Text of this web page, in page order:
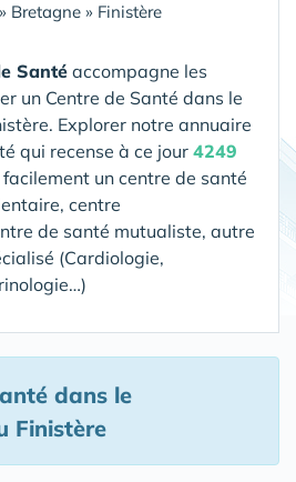
» Bretagne » Finistère
Santé accompagne les
un Centre de Santé dans le
. Explorer notre annuaire
qui recense à ce jour 4249
facilement un centre de santé
centre
de santé mutualiste, autre
(Cardiologie,
dans le
Finistère